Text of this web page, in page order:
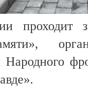
проходит
Народного